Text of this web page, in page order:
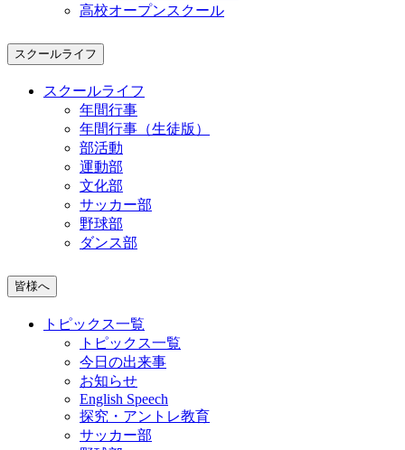
高校オープンスクール
スクールライフ
スクールライフ
年間行事
年間行事（生徒版）
部活動
運動部
文化部
サッカー部
野球部
ダンス部
皆様へ
トピックス一覧
トピックス一覧
今日の出来事
お知らせ
English Speech
探究・アントレ教育
サッカー部